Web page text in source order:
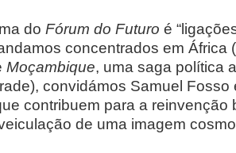
do Fórum do Futuro é
concentrados em África
Moçambique, uma saga política
convidámos Samuel Fosso
contribuem para a reinvenção
de uma imagem